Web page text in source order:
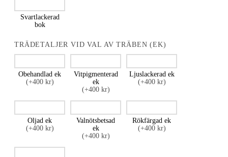
Svartlackerad
bok
TRÄDETALJER VID VAL AV TRÄBEN (EK)
Obehandlad ek
(+400 kr)
Vitpigmenterad
ek
(+400 kr)
Ljuslackerad ek
(+400 kr)
Oljad ek
(+400 kr)
Valnötsbetsad
ek
(+400 kr)
Rökfärgad ek
(+400 kr)